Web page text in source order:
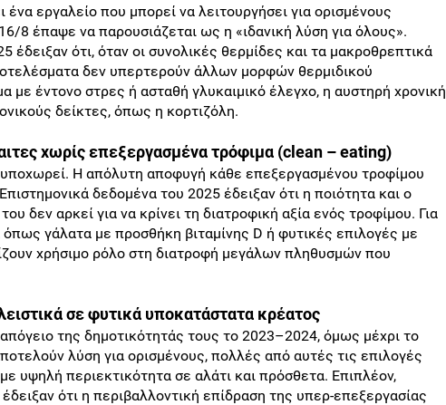
εργαλείο που μπορεί να λειτουργήσει για ορισμένους
8 έπαψε να παρουσιάζεται ως η «ιδανική λύση για όλους».
ότι, όταν οι συνολικές θερμίδες και τα μακροθρεπτικά
δεν υπερτερούν άλλων μορφών θερμιδικού
με έντονο στρες ή ασταθή γλυκαιμικό έλεγχο, η αυστηρή χρονική
δείκτες, όπως η κορτιζόλη.
χωρίς επεξεργασμένα τρόφιμα (clean – eating)
υποχωρεί. Η απόλυτη αποφυγή κάθε επεξεργασμένου τροφίμου
δεδομένα του 2025 έδειξαν ότι η ποιότητα και ο
δεν αρκεί για να κρίνει τη διατροφική αξία ενός τροφίμου. Για
γάλατα με προσθήκη βιταμίνης D ή φυτικές επιλογές με
χρήσιμο ρόλο στη διατροφή μεγάλων πληθυσμών που
σε φυτικά υποκατάστατα κρέατος
της δημοτικότητάς τους το 2023–2024, όμως μέχρι το
λύση για ορισμένους, πολλές από αυτές τις επιλογές
υψηλή περιεκτικότητα σε αλάτι και πρόσθετα. Επιπλέον,
ότι η περιβαλλοντική επίδραση της υπερ-επεξεργασίας